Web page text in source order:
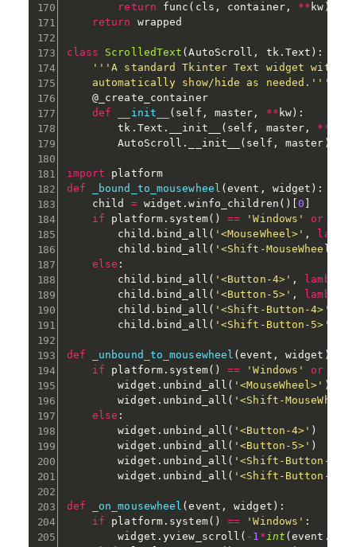
return func ( cls , container, ** kw )
return
wrapped
class ScrolledText (AutoScroll , tk. Text ) :
'''A standard Tkinter Text widget with
    automatically show/hide as needed.'''
@_create_container
def
__init__ ( self , master , ** kw ) :
        tk
. Text . __init__ ( self , master , **
        AutoScroll
. __init__ ( self , master )
import
def
_bound_to_mousewheel (event , widget ) :
    child
= widget .winfo_children ( ) [0
if platform . system( ) == 'Windows' or
        child
. bind_all ( '<MouseWheel>' ,
lambda
        child
. bind_all ( '<Shift-MouseWheel>'
else :
        child
. bind_all ( '<Button-4>' , lambda
        child
. bind_all ( '<Button-5>' , lambda
        child
. bind_all ( '<Shift-Button-4>'
        child
. bind_all ( '<Shift-Button-5>'
def _unbound_to_mousewheel (event , widget )
if platform . system( ) == 'Windows' or
        widget
. unbind_all ( '<MouseWheel>' )
        widget
. unbind_all ( '<Shift-
else :
        widget
. unbind_all ( '<Button-4>' )
        widget
. unbind_all ( '<Button-5>' )
        widget
. unbind_all ( '<Shift-Button-4>'
        widget
. unbind_all ( '<Shift-Button-5>'
def _on_mousewheel (event , widget ) :
if platform . system( ) == 'Windows' :
        widget
.yview_scroll ( - 1 *int (event .